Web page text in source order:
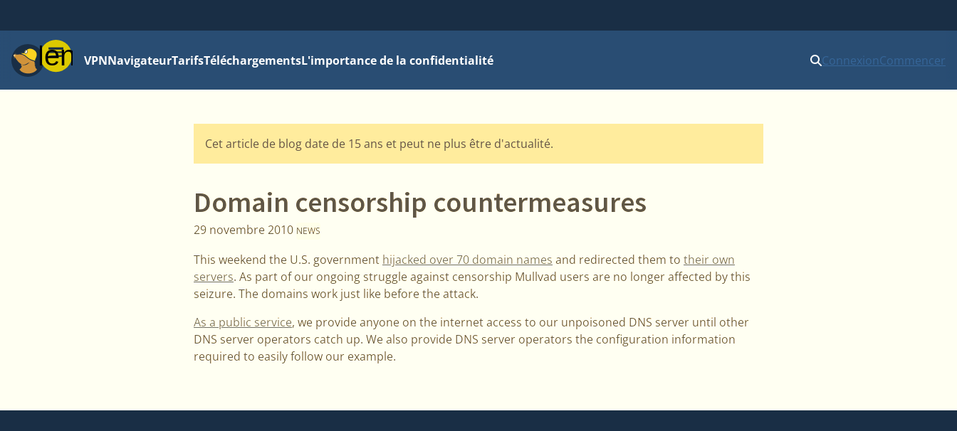
MenuVPNNavigateurTarifsTéléchargementsL'importance de la confidentialité ConnexionCommencer
Cet article de blog date de 15 ans et peut ne plus être d'actualité.
Domain censorship countermeasures
29 novembre 2010 NEWS
This weekend the U.S. government hijacked over 70 domain names and redirected them to their own
servers. As part of our ongoing struggle against censorship Mullvad users are no longer affected by this
seizure. The domains work just like before the attack.
As a public service, we provide anyone on the internet access to our unpoisoned DNS server until other
DNS server operators catch up. We also provide DNS server operators the configuration information
required to easily follow our example.